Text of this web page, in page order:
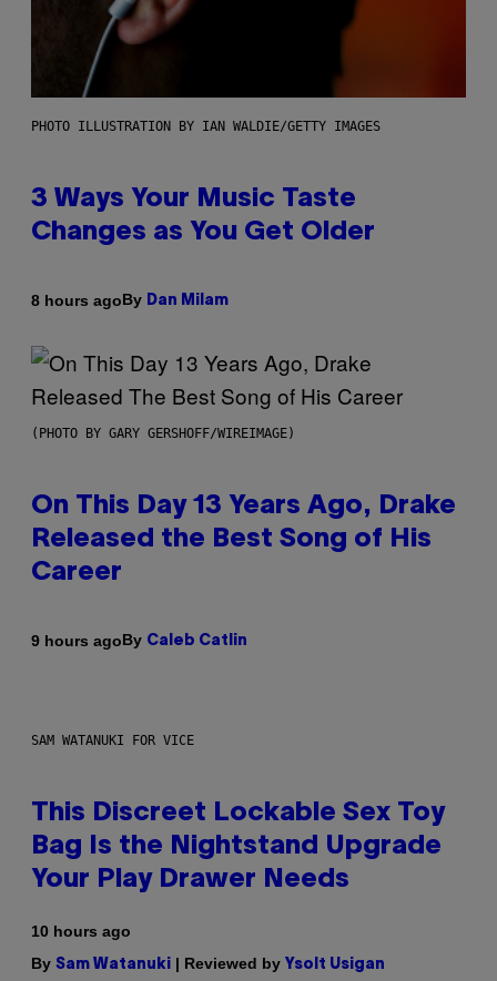
PHOTO ILLUSTRATION BY IAN WALDIE/GETTY IMAGES
3 Ways Your Music Taste
Changes as You Get Older
8 hours agoBy Dan Milam
(PHOTO BY GARY GERSHOFF/WIREIMAGE)
On This Day 13 Years Ago, Drake
Released the Best Song of His
Career
9 hours agoBy Caleb Catlin
SAM WATANUKI FOR VICE
This Discreet Lockable Sex Toy
Bag Is the Nightstand Upgrade
Your Play Drawer Needs
10 hours ago
By Sam Watanuki | Reviewed by Ysolt Usigan